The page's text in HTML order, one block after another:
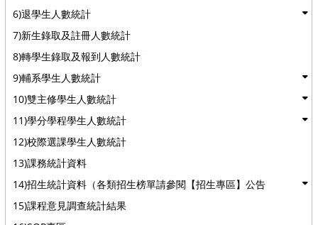
6)退學生人數統計
7)新生錄取及註冊人數統計
8)轉學生錄取及報到人數統計
9)輔系學生人數統計
10)雙主修學生人數統計
11)學分學程學生人數統計
12)校際選課學生人數統計
13)課務統計資料
14)招生統計資料（各類招生榜單請參閱【招生專區】公告
15)課程意見調查統計結果